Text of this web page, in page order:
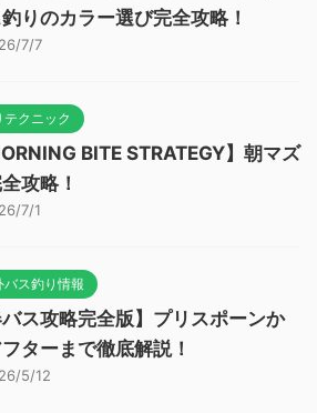
りのカラー選び完全攻略！
7/7
テクニック
BITE STRATEGY】朝マズ
攻略！
7/1
バス釣り情報
バス攻略完全版】プリスポーンか
ターまで徹底解説！
5/12